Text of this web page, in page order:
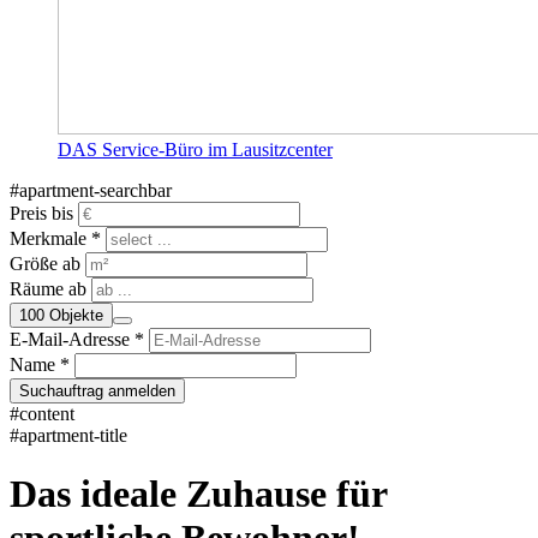
DAS Service-Büro im Lausitzcenter
#apartment-searchbar
Preis bis
Merkmale *
Größe ab
Räume ab
100 Objekte
E-Mail-Adresse *
Name *
Suchauftrag anmelden
#content
#apartment-title
Das ideale Zuhause für